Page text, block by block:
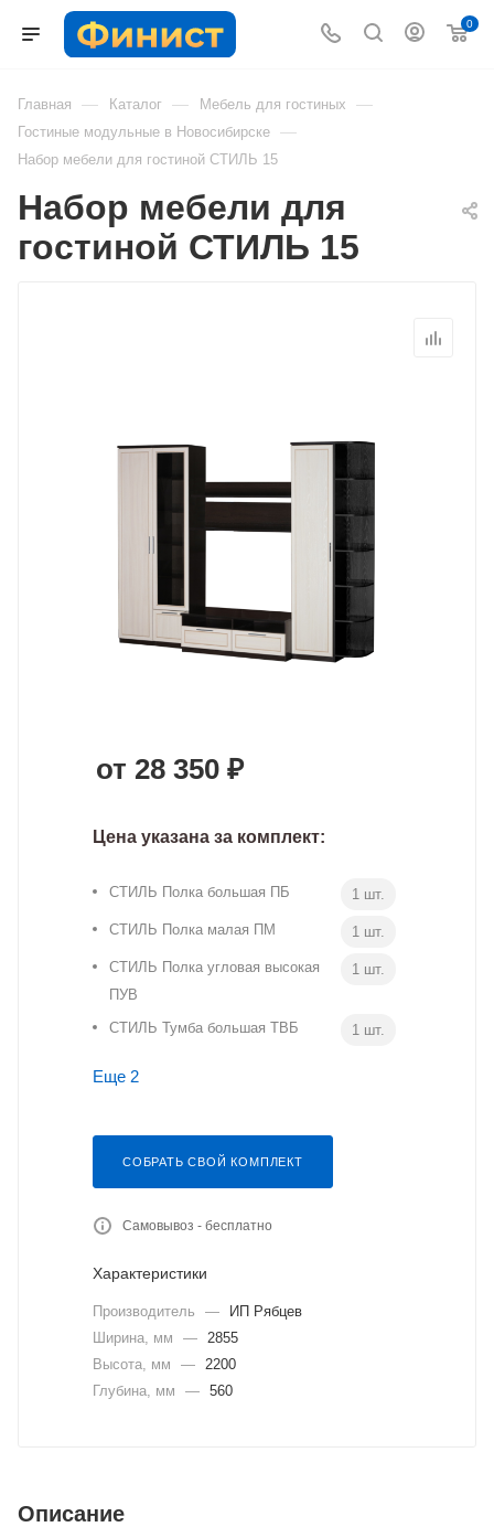
0
Главная — Каталог — Мебель для гостиных —
Гостиные модульные в Новосибирске —
Набор мебели для гостиной СТИЛЬ 15
Набор мебели для
гостиной СТИЛЬ 15
от 28 350 ₽
Цена указана за комплект:
СТИЛЬ Полка большая ПБ 1 шт.
СТИЛЬ Полка малая ПМ 1 шт.
СТИЛЬ Полка угловая высокая
ПУВ
1 шт.
СТИЛЬ Тумба большая ТВБ 1 шт.
Еще 2
СОБРАТЬ СВОЙ КОМПЛЕКТ
Самовывоз - бесплатно
Характеристики
Производитель —
ИП Рябцев
Ширина, мм
— 2855
Высота, мм
— 2200
Глубина, мм
— 560
Описание